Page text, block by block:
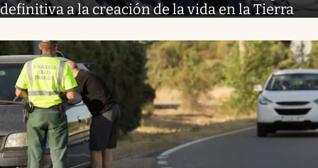
definitiva a la creación de la vida en la Tierra